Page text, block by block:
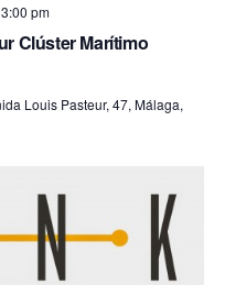
vistas
Clúster Marítimo
3:00 pm
Louis Pasteur, 47, Málaga,